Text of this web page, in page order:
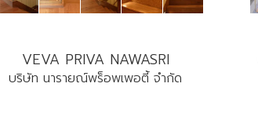
VEVA PRIVA NAWASRI
บริษัท นารายณ์พร็อพเพอตี้ จำกัด